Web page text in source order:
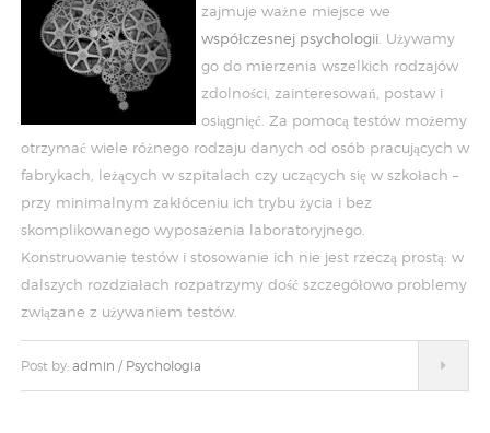
zajmuje ważne miejsce we
współczesnej psychologii. Używamy
go do mierzenia wszelkich rodzajów
zdolności, zainteresowań, postaw i
osiągnięć. Za pomocą testów możemy
otrzymać wiele różnego rodzaju danych od osób pracujących w
fabrykach, leżących w szpitalach czy uczących się w szkołach –
przy minimalnym zakłóceniu ich trybu życia i bez
skomplikowanego wyposażenia laboratoryjnego.
Konstruowanie testów i stosowanie ich nie jest rzeczą prostą: w
dalszych rozdziałach rozpatrzymy dość szczegółowo problemy
związane z używaniem testów.
Post by: admin / Psychologia